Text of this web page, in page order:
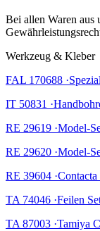
Bei allen Waren aus
Werkzeug & Kleber
FAL 170688
IT 50831
RE 29619 ·Model-
RE 29620 ·Model-
RE 39604
TA 74046 ·Feilen
TA 87003 ·Tamiya